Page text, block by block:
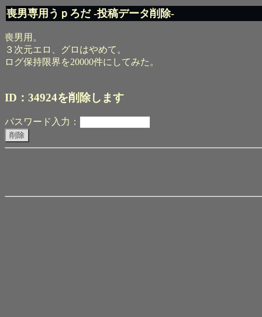
喪男専用うｐろだ -投稿データ削除-
喪男用。
３次元エロ、グロはやめて。
ログ保持限界を20000件にしてみた。
ID：34924を削除します
パスワード入力：